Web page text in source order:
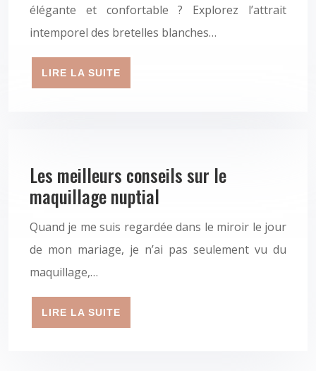
élégante et confortable ? Explorez l’attrait
intemporel des bretelles blanches…
LIRE LA SUITE
Les meilleurs conseils sur le
maquillage nuptial
Quand je me suis regardée dans le miroir le jour
de mon mariage, je n’ai pas seulement vu du
maquillage,…
LIRE LA SUITE